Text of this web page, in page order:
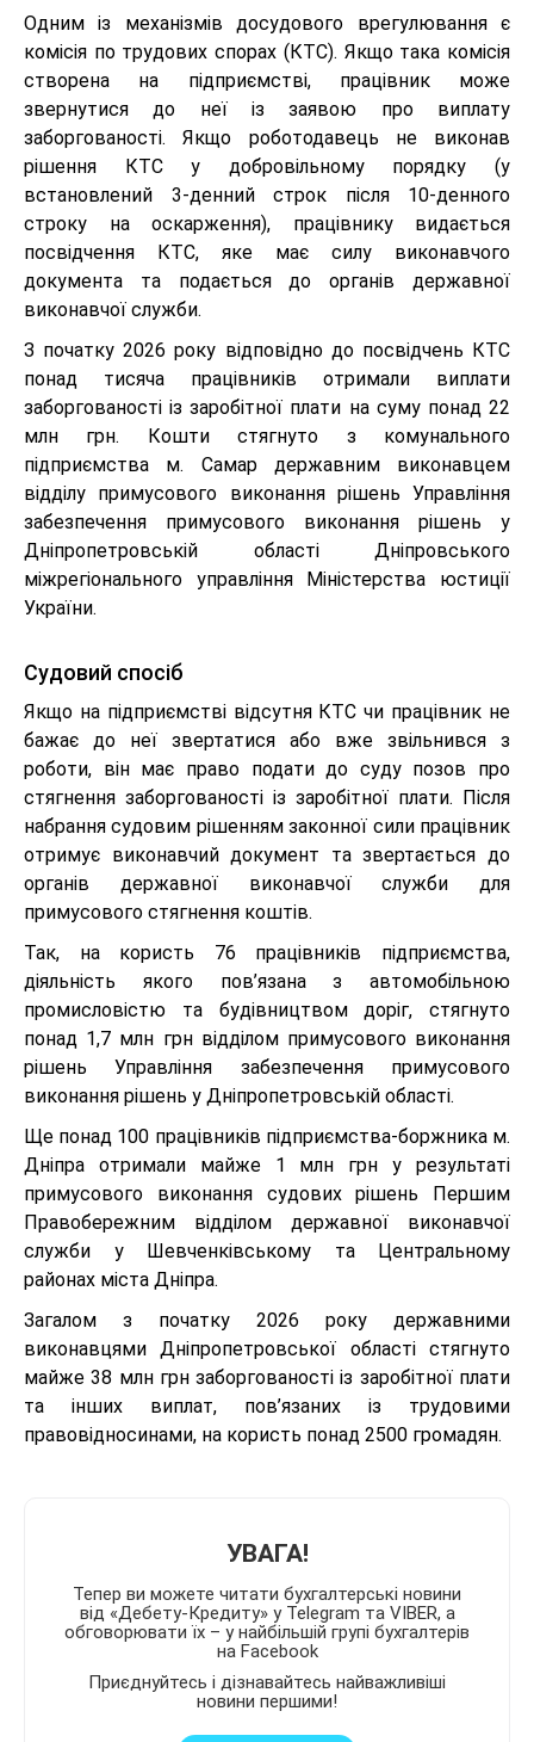
Одним із механізмів досудового врегулювання є
комісія по трудових спорах (КТС). Якщо така комісія
створена на підприємстві, працівник може
звернутися до неї із заявою про виплату
заборгованості. Якщо роботодавець не виконав
рішення КТС у добровільному порядку (у
встановлений 3-денний строк після 10-денного
строку на оскарження), працівнику видається
посвідчення КТС, яке має силу виконавчого
документа та подається до органів державної
виконавчої служби.
З початку 2026 року відповідно до посвідчень КТС
понад тисяча працівників отримали виплати
заборгованості із заробітної плати на суму понад 22
млн грн. Кошти стягнуто з комунального
підприємства м. Самар державним виконавцем
відділу примусового виконання рішень Управління
забезпечення примусового виконання рішень у
Дніпропетровській області Дніпровського
міжрегіонального управління Міністерства юстиції
України.
Судовий спосіб
Якщо на підприємстві відсутня КТС чи працівник не
бажає до неї звертатися або вже звільнився з
роботи, він має право подати до суду позов про
стягнення заборгованості із заробітної плати. Після
набрання судовим рішенням законної сили працівник
отримує виконавчий документ та звертається до
органів державної виконавчої служби для
примусового стягнення коштів.
Так, на користь 76 працівників підприємства,
діяльність якого пов’язана з автомобільною
промисловістю та будівництвом доріг, стягнуто
понад 1,7 млн грн відділом примусового виконання
рішень Управління забезпечення примусового
виконання рішень у Дніпропетровській області.
Ще понад 100 працівників підприємства-боржника м.
Дніпра отримали майже 1 млн грн у результаті
примусового виконання судових рішень Першим
Правобережним відділом державної виконавчої
служби у Шевченківському та Центральному
районах міста Дніпра.
Загалом з початку 2026 року державними
виконавцями Дніпропетровської області стягнуто
майже 38 млн грн заборгованості із заробітної плати
та інших виплат, пов’язаних із трудовими
правовідносинами, на користь понад 2500 громадян.
УВАГА!
Тепер ви можете читати бухгалтерські новини
від «Дебету-Кредиту» у Telegram та VIBER, а
обговорювати їх – у найбільшій групі бухгалтерів
на Facebook
Приєднуйтесь і дізнавайтесь найважливіші
новини першими!